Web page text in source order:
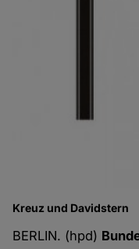
Kreuz und Davidstern
BERLIN. (hpd)